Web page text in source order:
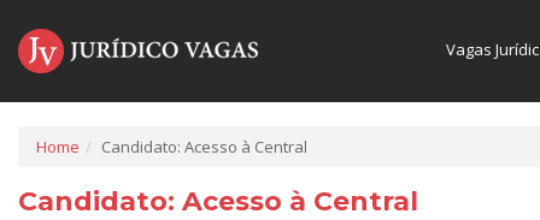
Vagas
Home Candidato: Acesso à Central
Candidato: Acesso à Central